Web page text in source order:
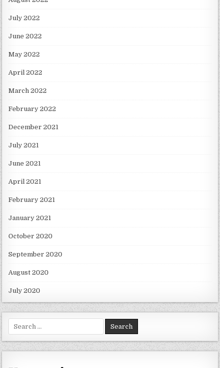
July 2022
June 2022
May 2022
April 2022
March 2022
February 2022
December 2021
July 2021
June 2021
April 2021
February 2021
January 2021
October 2020
September 2020
August 2020
July 2020
Search for: